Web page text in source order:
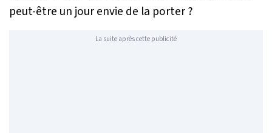
peut-être un jour envie de la porter ?
La suite après cette publicité